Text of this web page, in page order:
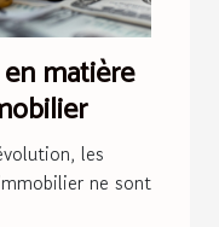
matière
les
ne sont